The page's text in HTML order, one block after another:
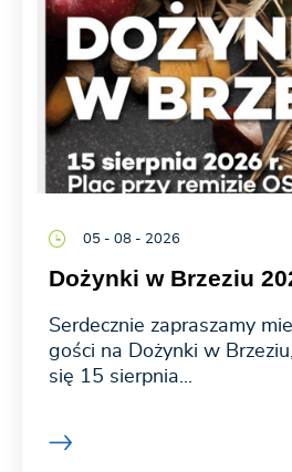
05 - 08 - 2026
Dożynki w Brzeziu
Serdecznie zapraszamy
gości na Dożynki w
się 15 sierpnia...